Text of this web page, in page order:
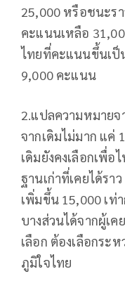
25,000 หรือชนะร
คะแนนเหลือ
ไทยที่คะแนนขึ้นเป็
9,000 คะแนน
2.แปลความหมาย
จากเดิมไม่มาก แค่
เดิมยังคงเลือกเพื่
ฐานเก่าที่เคยได้รา
เพิ่มขึ้น 15,000 เท่
บางส่วนได้จากผู้เ
เลือก ต้องเลือกระ
ภูมิใจไทย